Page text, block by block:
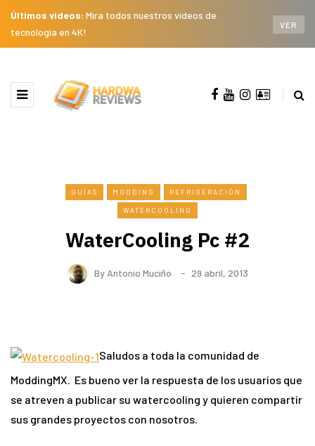
Últimos videos: Mira todos nuestros videos de
tecnología en 4K!
VER
GUÍAS MODDING REFRIGERACIÓN
WATERCOOLING
WaterCooling Pc #2
By Antonio Muciño 29 abril, 2013
Saludos a toda la comunidad de
ModdingMX. Es bueno ver la respuesta de los usuarios que
se atreven a publicar su watercooling y quieren compartir
sus grandes proyectos con nosotros.